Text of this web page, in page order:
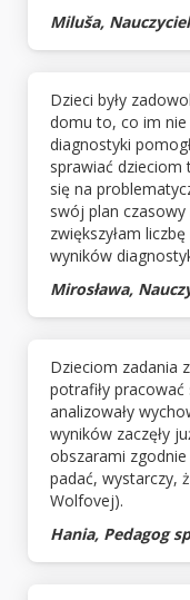
Miluša,
Dzieci były
domu to, co im nie
diagnostyki
sprawiać dzieciom
się na
swój plan
zwiększyłam
wyników
Mirosława,
Dzieciom zadania
potrafiły
analizowały
wyników zaczęły
obszarami
padać, wystarczy,
Wolfovej).
Hania, Pedagog